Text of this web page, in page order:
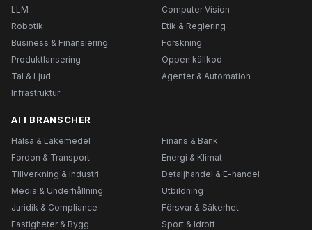
LLM
Computer Vision
Robotik
Etik & Reglering
Business & Finansiering
Forskning
Produktlansering
Öppen källkod
Tal & Ljud
Agenter & Automation
Infrastruktur
AI I BRANSCHER
Hälsa & Läkemedel
Finans & Bank
Fordon & Transport
Energi & Klimat
Tillverkning & Industri
Detaljhandel & E-handel
Media & Underhållning
Utbildning
Juridik & Compliance
Försvar & Säkerhet
Fastigheter & Bygg
Sport & Idrott